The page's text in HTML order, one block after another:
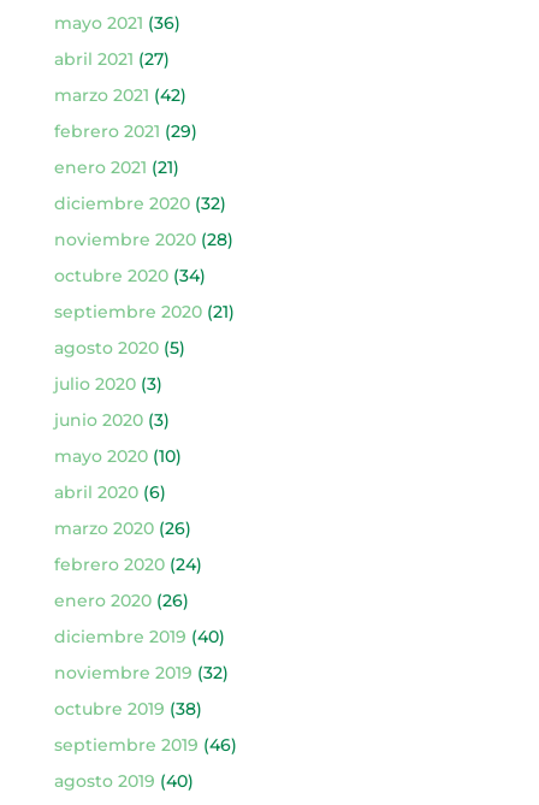
mayo 2021 (36)
abril 2021 (27)
marzo 2021 (42)
febrero 2021 (29)
enero 2021 (21)
diciembre 2020(32)
noviembre 2020(28)
octubre 2020(34)
septiembre 2020(21)
agosto 2020(5)
julio 2020(3)
junio 2020(3)
mayo 2020(10)
abril 2020(6)
marzo 2020(26)
febrero 2020(24)
enero 2020(26)
diciembre 2019 (40)
noviembre 2019 (32)
octubre 2019 (38)
septiembre 2019 (46)
agosto 2019 (40)